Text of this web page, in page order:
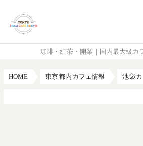
珈琲・紅茶・開業｜国内最大級カ
HOME 東京都内カフェ情報 池袋